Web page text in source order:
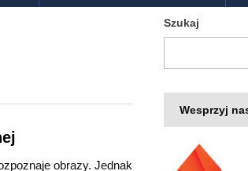
obrazy. Jednak
Szukaj
Wesprzyj